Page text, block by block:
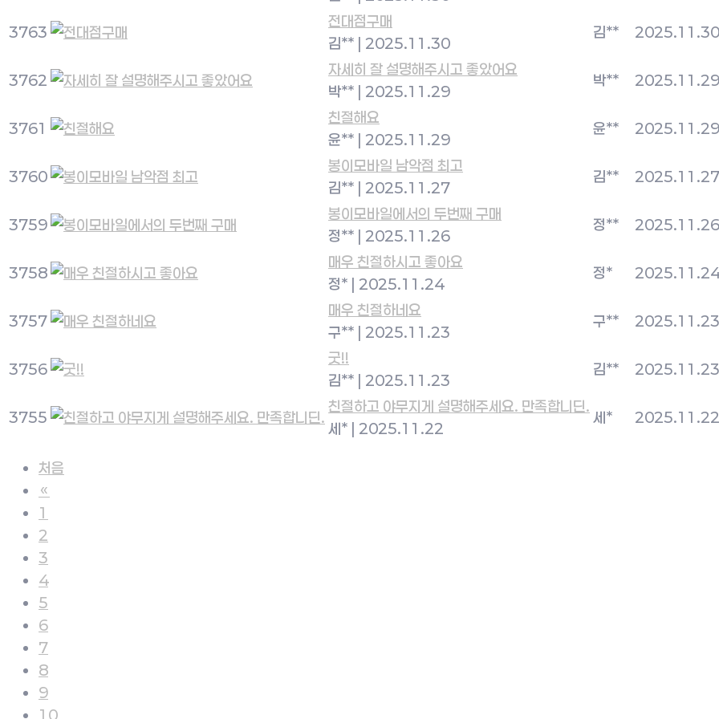
3763
전대점구매
김**
2025.11.30
김** 2025.11.30
3762
자세히 잘 설명해주시고 좋았어요
박**
2025.11.29
박** 2025.11.29
3761
친절해요
윤**
2025.11.29
윤** 2025.11.29
3760
봉이모바일 남악점 최고
김**
2025.11.27
김** 2025.11.27
3759
봉이모바일에서의 두번째 구매
정**
2025.11.26
정** 2025.11.26
3758
매우 친절하시고 좋아요
정*
2025.11.24
정* 2025.11.24
3757
매우 친절하네요
구**
2025.11.23
구** 2025.11.23
3756
굿!!
김**
2025.11.23
김** 2025.11.23
3755
친절하고 야무지게 설명해주세요. 만족합니딘.
세*
2025.11.22
세* 2025.11.22
처음
«
1
2
3
4
5
6
7
8
9
10